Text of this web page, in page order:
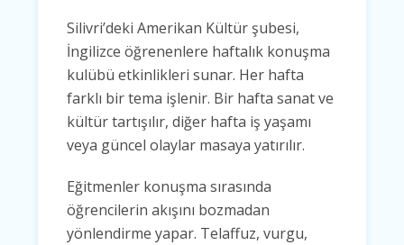
Silivri’deki Amerikan Kültür şubesi,
İngilizce öğrenenlere haftalık konuşma
kulübü etkinlikleri sunar. Her hafta
farklı bir tema işlenir. Bir hafta sanat ve
kültür tartışılır, diğer hafta iş yaşamı
veya güncel olaylar masaya yatırılır.
Eğitmenler konuşma sırasında
öğrencilerin akışını bozmadan
yönlendirme yapar. Telaffuz, vurgu,